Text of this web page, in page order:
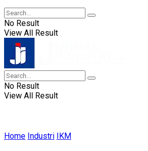
No Result
View All Result
No Result
View All Result
Home Industri IKM